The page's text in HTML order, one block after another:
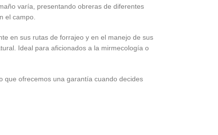
varía, presentando obreras de diferentes
el campo.
en sus rutas de forrajeo y en el manejo de sus
Ideal para aficionados a la mirmecología o
que ofrecemos una garantía cuando decides